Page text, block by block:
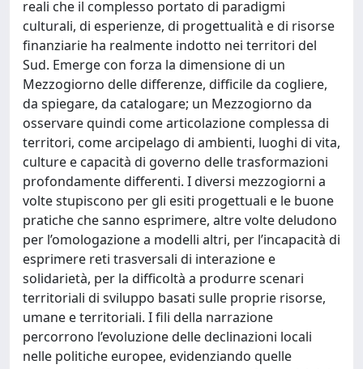
reali che il complesso portato di paradigmi
culturali, di esperienze, di progettualità e di risorse
finanziarie ha realmente indotto nei territori del
Sud. Emerge con forza la dimensione di un
Mezzogiorno delle differenze, difficile da cogliere,
da spiegare, da catalogare; un Mezzogiorno da
osservare quindi come articolazione complessa di
territori, come arcipelago di ambienti, luoghi di vita,
culture e capacità di governo delle trasformazioni
profondamente differenti. I diversi mezzogiorni a
volte stupiscono per gli esiti progettuali e le buone
pratiche che sanno esprimere, altre volte deludono
per l’omologazione a modelli altri, per l’incapacità di
esprimere reti trasversali di interazione e
solidarietà, per la difficoltà a produrre scenari
territoriali di sviluppo basati sulle proprie risorse,
umane e territoriali. I fili della narrazione
percorrono l’evoluzione delle declinazioni locali
nelle politiche europee, evidenziando quelle